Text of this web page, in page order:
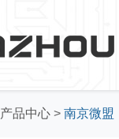
产品中心 > 南京微盟